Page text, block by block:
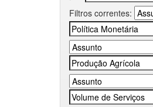
Filtros correntes: